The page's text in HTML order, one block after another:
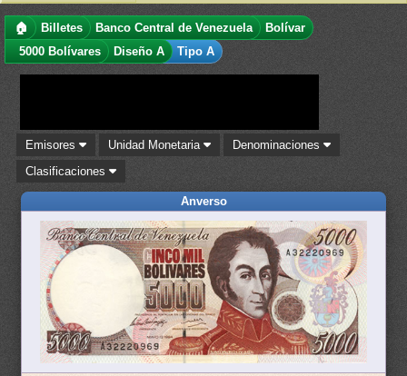
🏠 Billetes Banco Central de Venezuela
Bolívar
5000 Bolívares
Diseño A Tipo A
Emisores Unidad Monetaria
Denominaciones
Clasificaciones
Anverso